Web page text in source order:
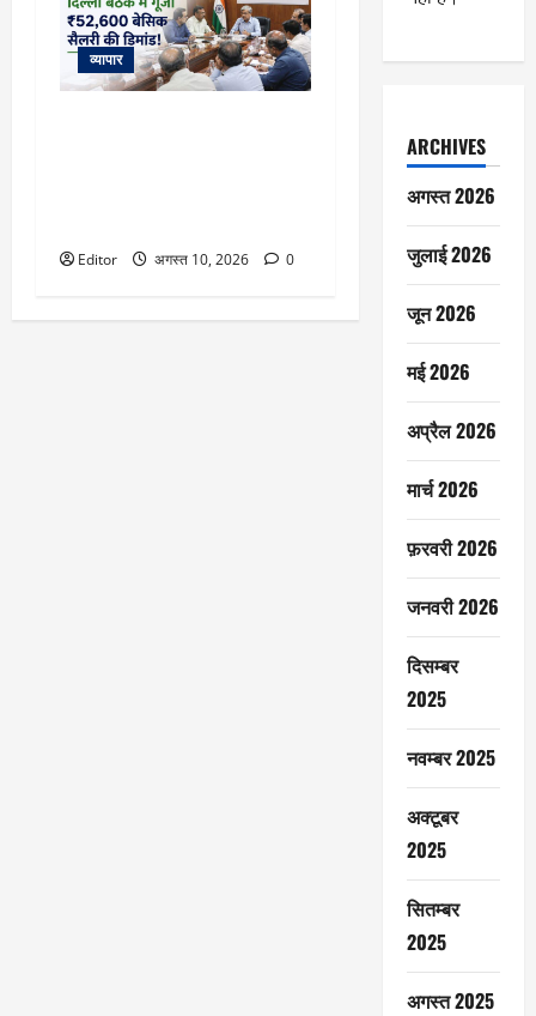
व्यापार
Editor अगस्त 10, 2026 0
ARCHIVES
अगस्त 2026
जुलाई 2026
जून 2026
मई 2026
अप्रैल 2026
मार्च 2026
फ़रवरी 2026
जनवरी 2026
दिसम्बर
2025
नवम्बर 2025
अक्टूबर
2025
सितम्बर
2025
अगस्त 2025